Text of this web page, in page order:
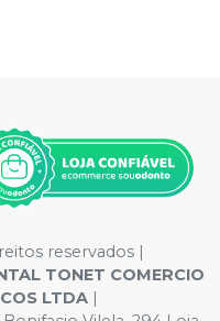
reservados |
TONET COMERCIO
LTDA |